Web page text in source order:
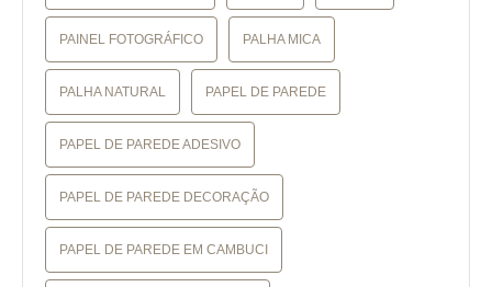
PAINEL FOTOGRÁFICO PALHA MICA
PALHA NATURAL PAPEL DE PAREDE
PAPEL DE PAREDE ADESIVO
PAPEL DE PAREDE DECORAÇÃO
PAPEL DE PAREDE EM CAMBUCI